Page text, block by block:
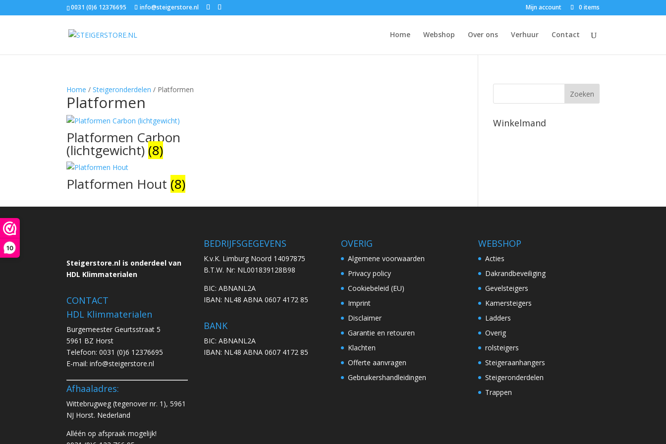
10
0031 (0)6 12376695 info@steigerstore.nl Mijn account 0 items
Home Webshop Over ons Verhuur Contact
Home /Steigeronderdelen / Platformen
Platformen
Platformen Carbon
(lichtgewicht) (8)
Platformen Hout (8)
Winkelmand
Steigerstore.nl is onderdeel van
HDL Klimmaterialen
CONTACT
HDL Klimmaterialen
Burgemeester Geurtsstraat 5
5961 BZ Horst
Telefoon:0031 (0)6 12376695
E-mail:info@steigerstore.nl
Afhaaladres:
Wittebrugweg (tegenover nr. 1), 5961
NJ Horst. Nederland
Alléén op afspraak mogelijk!
BEDRIJFSGEGEVENS
K.v.K. Limburg Noord 14097875
B.T.W. Nr: NL001839128B98
BIC: ABNANL2A
IBAN: NL48 ABNA 0607 4172 85
BANK
BIC: ABNANL2A
IBAN: NL48 ABNA 0607 4172 85
OVERIG
Algemene voorwaarden
Privacy policy
Cookiebeleid (EU)
Imprint
Disclaimer
Garantie en retouren
Klachten
Offerte aanvragen
Gebruikershandleidingen
WEBSHOP
Acties
Dakrandbeveiliging
Gevelsteigers
Kamersteigers
Ladders
Overig
rolsteigers
Steigeraanhangers
Steigeronderdelen
Trappen